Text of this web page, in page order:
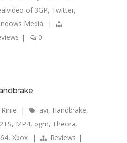
of 3GP, Twitter,
Media
|
| 0
Rinie | avi, Handbrake,
, MP4, ogm, Theora,
, Xbox | Reviews |